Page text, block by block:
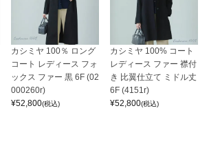
カシミヤ 100％ ロング
コート レディース フォ
ックス ファー 黒 6F (02
000260r)
¥52,800(税込)
カシミヤ 100% コート
レディース ファー 襟付
き 比翼仕立て ミドル丈
6F (4151r)
¥52,800(税込)